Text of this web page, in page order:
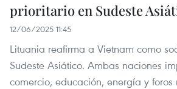
prioritario en Sudeste
12/06/2025 11:45
Lituania reafirma a Vietnam como
Sudeste Asiático. Ambas naciones
comercio, educación, energía y foros